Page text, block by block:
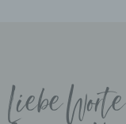
Liebe Worte
oder